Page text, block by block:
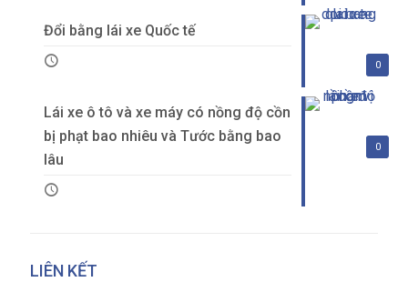
0
Đổi bằng lái xe Quốc tế
0
Lái xe ô tô và xe máy có nồng độ cồn
bị phạt bao nhiêu và Tước bằng bao
lâu
LIÊN KẾT